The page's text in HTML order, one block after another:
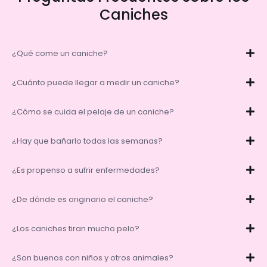
Caniches
¿Qué come un caniche?
¿Cuánto puede llegar a medir un caniche?
¿Cómo se cuida el pelaje de un caniche?
¿Hay que bañarlo todas las semanas?
¿Es propenso a sufrir enfermedades?
¿De dónde es originario el caniche?
¿Los caniches tiran mucho pelo?
¿Son buenos con niños y otros animales?